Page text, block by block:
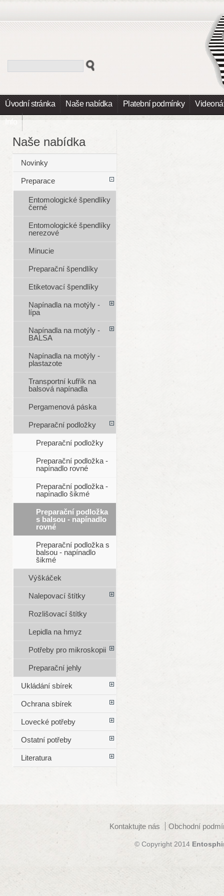
Úvodní stránka Naše nabídka Platební podmínky
Info
Naše nabídka
Novinky
Preparace
Entomologické špendlíky
černé
Entomologické špendlíky
nerezové
Minucie
Preparační špendlíky
Etiketovací špendlíky
Napínadla na motýly -
lípa
Napínadla na motýly -
BALSA
Napínadla na motýly -
plastazote
Transportní kufřík na
balsová napínadla
Pergamenová páska
Preparační podložky
Preparační podložky
Preparační podložka -
napínadlo rovné
Preparační podložka -
napínadlo šikmé
Preparační podložka
s balsou - napínadlo
rovné
Preparační podložka s
balsou - napínadlo
šikmé
Výškáček
Nalepovací štítky
Rozlišovací štítky
Lepidla na hmyz
Potřeby pro mikroskopii
Preparační jehly
Ukládání sbírek
Ochrana sbírek
Lovecké potřeby
Ostatní potřeby
Literatura
Kontaktujte nás Obchodní
© Copyright 2014